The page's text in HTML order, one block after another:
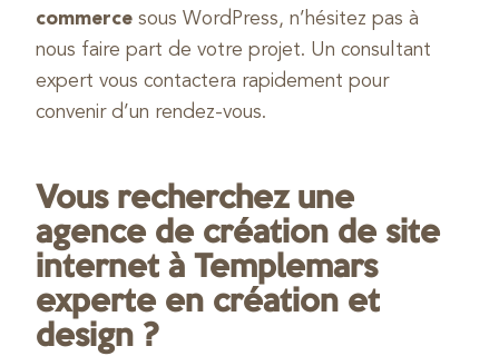
commerce sous WordPress, n’hésitez pas à
nous faire part de votre projet. Un consultant
expert vous contactera rapidement pour
convenir d’un rendez-vous.
Vous recherchez une
agence de création de site
internet à Templemars
experte en création et
design ?